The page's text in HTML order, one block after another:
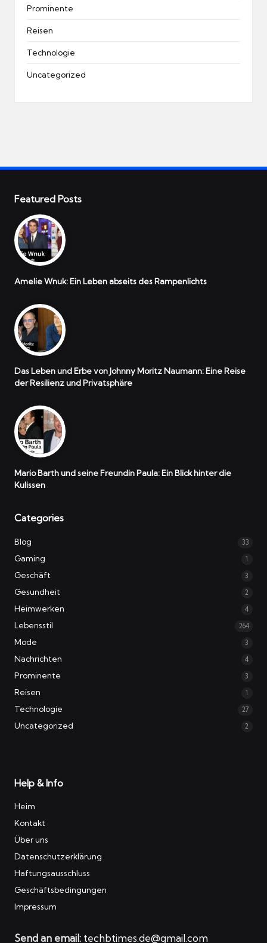
Prominente
Reisen
Technologie
Uncategorized
Featured Posts
Amelie Wnuk: Ein Leben abseits des Rampenlichts
Das Leben und Erbe von Johnny Moritz Naumann: Eine Reise
der Resilienz und Privatsphäre
Mario Barth und seine Freundin Paula: Ein Blick hinter die
Kulissen
Categories
Blog 33
Gaming 1
Geschäft 3
Gesundheit 2
Heimwerken 4
Lebensstil 264
Mode 3
Nachrichten 4
Prominente 3
Reisen 1
Technologie 27
Uncategorized 2
Help & Info
Heim
Kontakt
Über uns
Datenschutzerklärung
Haftungsausschluss
Geschäftsbedingungen
Impressum
Send an email: techbtimes.de@gmail.com